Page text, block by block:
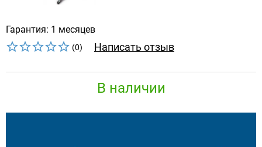
Гарантия: 1 месяцев
(0) Написать отзыв
В наличии